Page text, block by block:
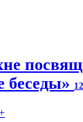
беседы»